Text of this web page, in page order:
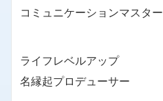
コミュニケーションマスター
ライフレベルアップ
名縁起プロデューサー